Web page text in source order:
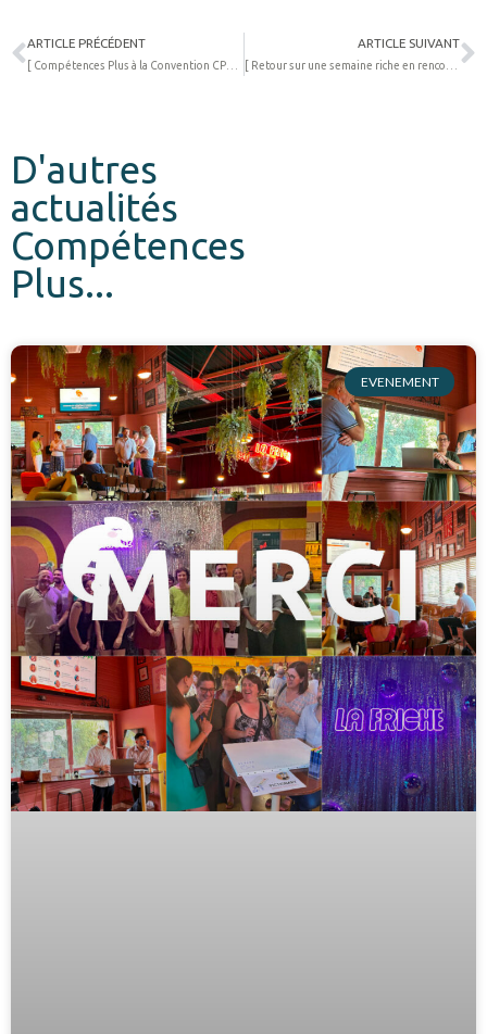
ARTICLE PRÉCÉDENT
[ Compétences Plus à la Convention CPME31 ]
ARTICLE SUIVANT
[ Retour sur une semaine riche en rencontres et en inspiration ! ]
D'autres
actualités
Compétences
Plus...
EVENEMENT